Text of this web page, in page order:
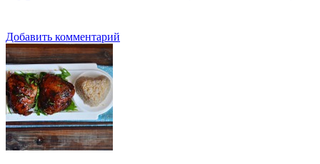
Добавить комментарий